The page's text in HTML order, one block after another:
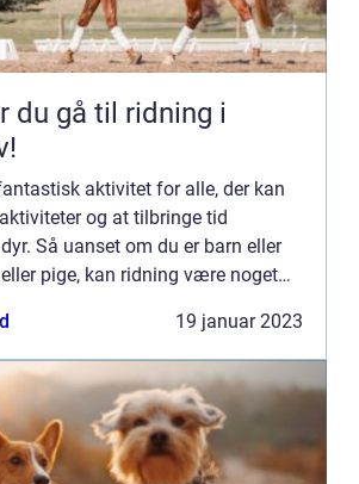
du gå til ridning i
aktivitet for alle, der kan
og at tilbringe tid
Så uanset om du er barn eller
pige, kan ridning være noget
19 januar 2023